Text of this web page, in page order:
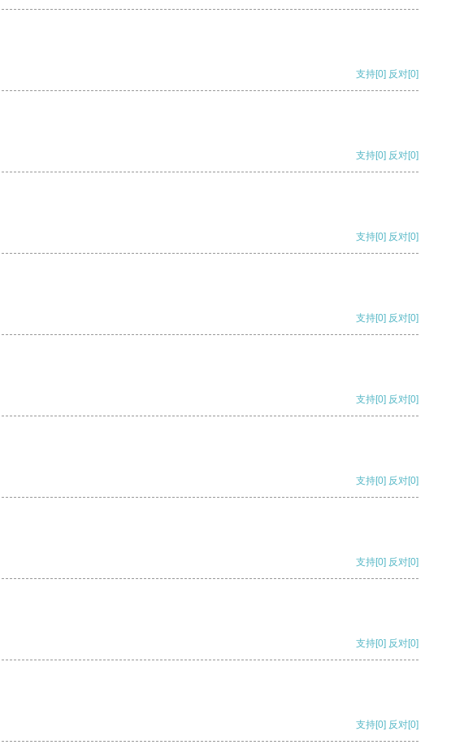
支持[0] 反对[0]
支持[0] 反对[0]
支持[0] 反对[0]
支持[0] 反对[0]
支持[0] 反对[0]
支持[0] 反对[0]
支持[0] 反对[0]
支持[0] 反对[0]
支持[0] 反对[0]